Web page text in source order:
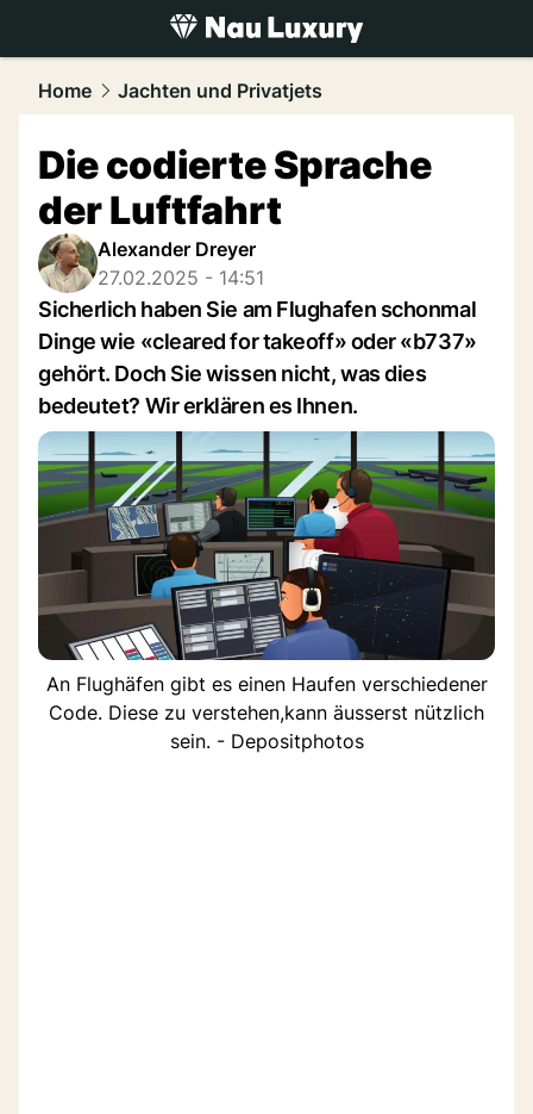
luxury.NAU.ch
Home Jachten und Privatjets
Die codierte Sprache
der Luftfahrt
Alexander Dreyer
27.02.2025 - 14:51
Sicherlich haben Sie am Flughafen schonmal
Dinge wie «cleared for takeoff» oder «b737»
gehört. Doch Sie wissen nicht, was dies
bedeutet? Wir erklären es Ihnen.
An Flughäfen gibt es einen Haufen verschiedener
Code. Diese zu verstehen,kann äusserst nützlich
sein. - Depositphotos